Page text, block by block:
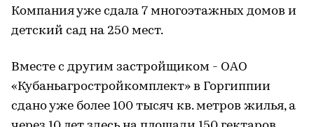
Компания уже сдала 7 многоэтажных домов и
детский сад на 250 мест.
Вместе с другим застройщиком - ОАО
«Кубаньагростройкомплект» в Горгиппии
сдано уже более 100 тысяч кв. метров жилья, а